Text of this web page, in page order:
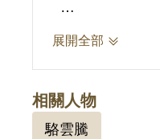
其家屬於1999
2019年2月經
展開全部
相關人物
駱雲騰